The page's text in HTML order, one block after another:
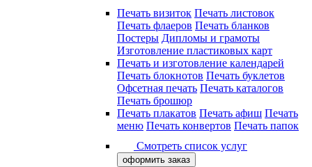
Печать визиток Печать листовок
Печать флаеров Печать бланков
Постеры Дипломы и грамоты
Изготовление пластиковых карт
Печать и изготовление календарей
Печать блокнотов Печать буклетов
Офсетная печать Печать каталогов
Печать брошюр
Печать плакатов Печать афиш Печать
меню Печать конвертов Печать папок
Смотреть список услуг
оформить заказ